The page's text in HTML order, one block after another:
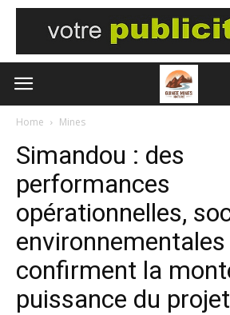
Home Mines
Simandou : des
performances
opérationnelles,
environnementales
confirment la
puissance du projet